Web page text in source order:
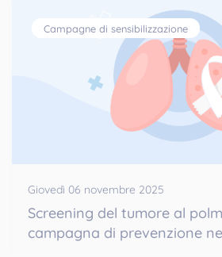
Campagne di sensibilizzazione
Giovedì 06 novembre 2025
Screening del tumore al
campagna di prevenzione